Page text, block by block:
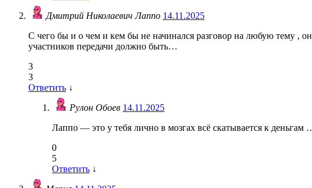
Дмитрий Николаевич Лаппо 14.11.2025
С чего бы и о чем и кем бы не начинался разговор на любую тему ,
участников передачи должно быть…
3
3
Ответить ↓
Рулон Обоев 14.11.2025
Лаппо — это у тебя лично в мозгах всё скатывается к
0
5
Ответить ↓